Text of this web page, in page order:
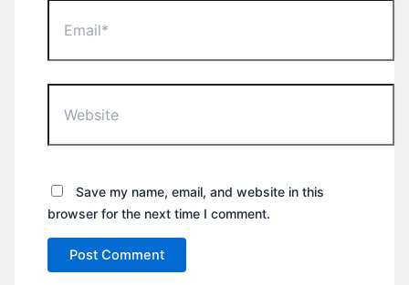
Save my name, email, and website in this
browser for the next time I comment.